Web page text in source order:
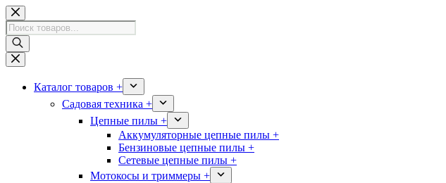
Перейти
к
сути
Поиск
товаров
Каталог товаров +
Садовая техника +
Цепные пилы +
Аккумуляторные цепные пилы +
Бензиновые цепные пилы +
Сетевые цепные пилы +
Мотокосы и триммеры +